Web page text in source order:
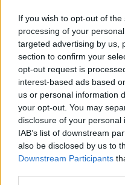
If you wish to opt-out of
processing of your
targeted advertising by us,
section to confirm your
opt-out request is
interest-based ads based
us or personal information
your opt-out. You may
disclosure of your
IAB’s list of downstream
also be disclosed by us to
Downstream Participants
izgalmas a mássága,
Faunus az ókori Rómában
és a pásztorok imádták,
azonosították. A faunok
embertestük
kecskefülük is volt, mint a
a szatírok a fák és hegyek
a faun. A faunokat a
félisteneket mint a